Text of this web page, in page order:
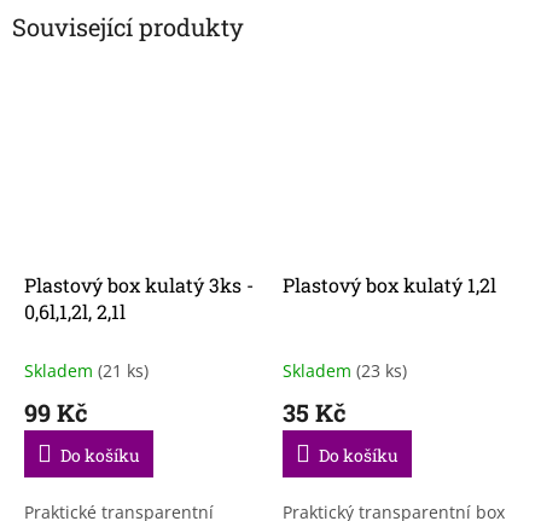
Související produkty
Plastový box kulatý 3ks -
0,6l,1,2l, 2,1l
Skladem (21 ks)
99 Kč
Do košíku
Praktické transparentní
Plastový box kulatý 1,2l
Skladem (23 ks)
35 Kč
Do košíku
Praktický transparentní box